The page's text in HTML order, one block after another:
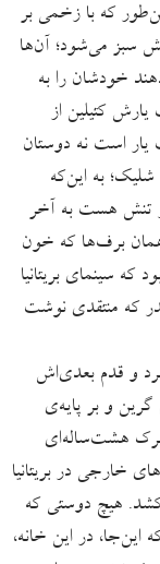
که با زخمی بر
سبز می‌شود؛ آن‌ها
خودشان را به
کتیلین از
است نه دوستان
شلیک؛ به این‌که
تنش هست به آخر
برف‌ها که خون
سینمای بریتانیا
که منتقدی نوشت
برد و قدم‌ بعدی‌اش
گرین و بر پایه‌ی
پسرک هشت‌ساله‌ای
خارجی در بریتانیا
هیچ دوستی که
در این خانه،